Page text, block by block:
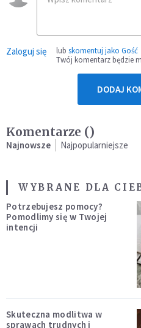
Zaloguj się lub skomentuj jako Gość
Twój komentarz będzie
DODAJ
Komentarze ()
Najnowsze Najpopularniejsze
WYBRANE DLA
Potrzebujesz pomocy?
Pomodlimy się w Twojej
intencji
Skuteczna modlitwa w
sprawach trudnych i